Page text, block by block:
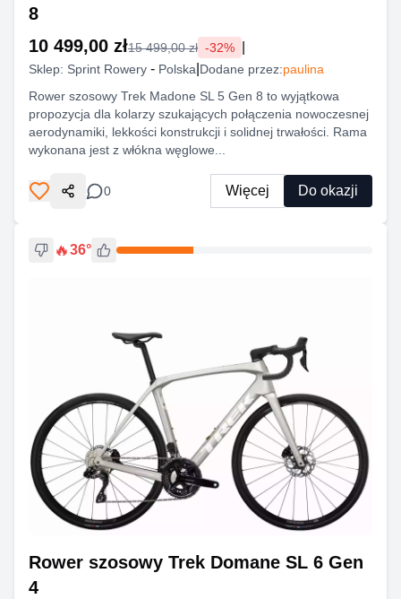
8
10 499,00 zł15 499,00 zł -32%
Sklep: Sprint Rowery - Polska Dodane przez:paulina
Rower szosowy Trek Madone SL 5 Gen 8 to wyjątkowa
propozycja dla kolarzy szukających połączenia nowoczesnej
aerodynamiki, lekkości konstrukcji i solidnej trwałości. Rama
wykonana jest z włókna węglowe...
Udostępnij
0 Więcej Do okazji
🔥36°
Rower szosowy Trek Domane SL 6 Gen
4